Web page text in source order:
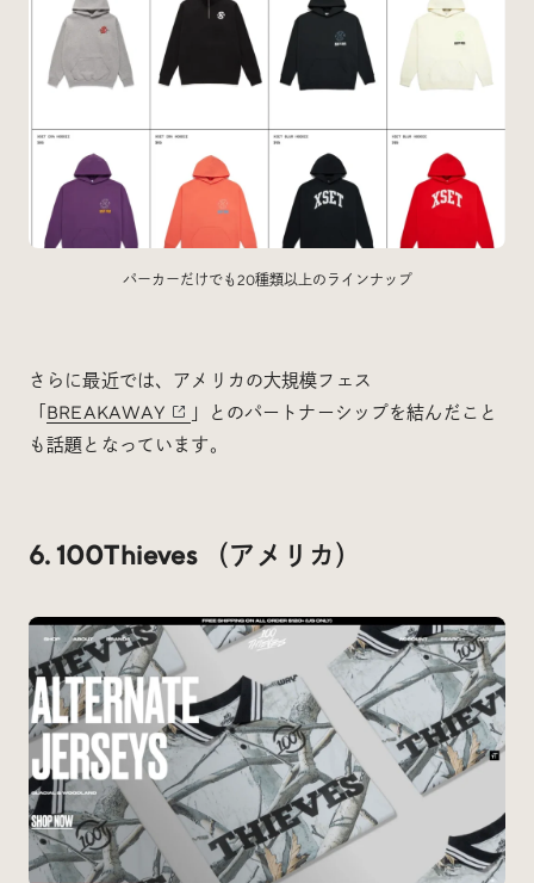
パーカーだけでも20種類以上のラインナップ
さらに最近では、アメリカの大規模フェス
BREAKAWAY
」とのパートナーシップを結んだこと
も話題となっています。
6. 100Thieves （アメリカ）